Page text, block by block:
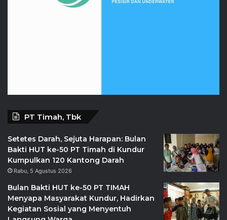
PT Timah, Tbk
Setetes Darah, Sejuta Harapan: Bulan
Bakti HUT ke-50 PT Timah di Kundur
Kumpulkan 120 Kantong Darah
Rabu, 5 Agustus 2026
Bulan Bakti HUT ke-50 PT TIMAH
Menyapa Masyarakat Kundur, Hadirkan
Kegiatan Sosial yang Menyentuh